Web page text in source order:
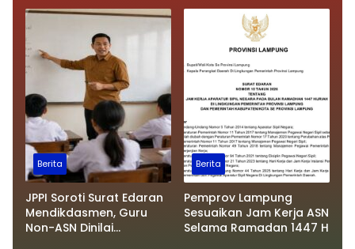
Berita
JPPI Soroti Surat Edaran
Mendikdasmen, Guru
Non-ASN Dinilai
Berita
Pemprov Lampung
Sesuaikan Jam Kerja ASN
Selama Ramadan 1447 H